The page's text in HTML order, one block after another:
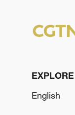
English